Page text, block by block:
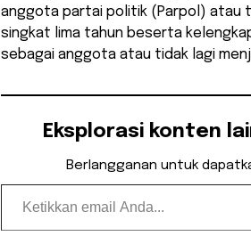
anggota partai politik (Parpol) atau
singkat lima tahun beserta
sebagai anggota atau tidak lagi
Eksplorasi konten
Berlangganan untuk
Ketikkan email Anda...